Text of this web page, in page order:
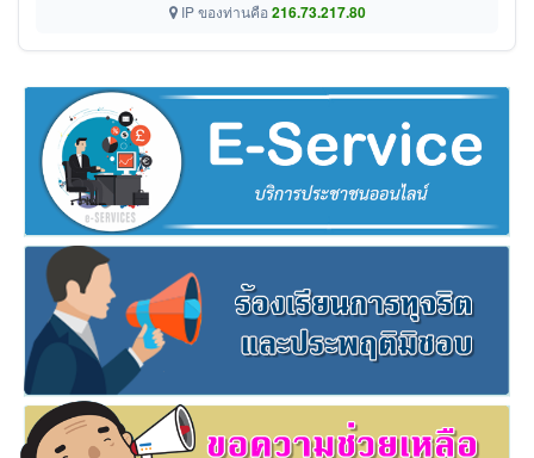
IP ของท่านคือ 216.73.217.80